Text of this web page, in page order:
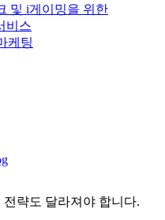
및 i게이밍을 위한
비스
케팅
전략도 달라져야 합니다.